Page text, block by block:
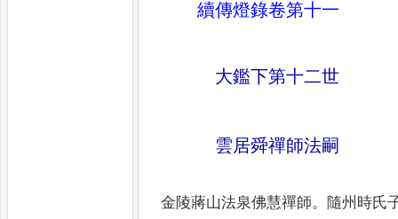
續傳燈錄卷第十一
大鑑下第十二世
雲居舜禪師法嗣
金陵蔣山法泉佛慧禪師。 隨州時氏